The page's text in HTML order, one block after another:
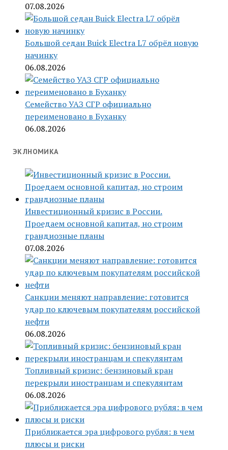
07.08.2026
Большой седан Buick Electra L7 обрёл новую
начинку
06.08.2026
Семейство УАЗ СГР официально
переименовано в Буханку
06.08.2026
ЭКЛНОМИКА
Инвестиционный кризис в России.
Проедаем основной капитал, но строим
грандиозные планы
07.08.2026
Санкции меняют направление: готовится
удар по ключевым покупателям российской
нефти
06.08.2026
Топливный кризис: бензиновый кран
перекрыли иностранцам и спекулянтам
06.08.2026
Приближается эра цифрового рубля: в чем
плюсы и риски